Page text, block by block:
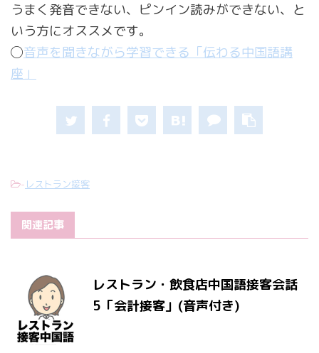
うまく発音できない、ピンイン読みができない、と
いう方にオススメです。
◯音声を聞きながら学習できる「伝わる中国語講
座」
- レストラン接客
関連記事
レストラン・飲食店中国語接客会話
5「会計接客」(音声付き)